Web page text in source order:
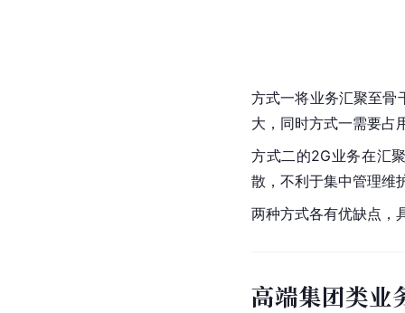
方式一将业务汇聚至骨
大，同时方式一需要占
方式二的2G业务在汇
散，不利于集中管理维
两种方式各有优缺点，
高端集团类业